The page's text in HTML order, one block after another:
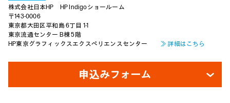
株式会社日本HP HP Indigoショールーム
〒143-0006
東京都大田区平和島 6丁目 1-1
東京流通センター B棟 5階
HP東京グラフィックスエクスペリエンスセンター ≫ 詳細はこちら
申込みフォーム